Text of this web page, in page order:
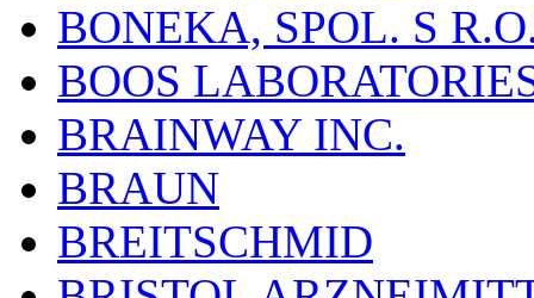
BONEKA, SPOL. S
BOOS
BRAINWAY INC.
BRAUN
BREITSCHMID